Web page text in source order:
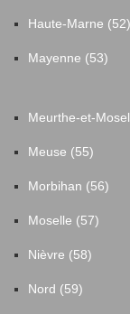
Haute-Marne (52)
Mayenne (53)
Meurthe-et-
Meuse (55)
Morbihan (56)
Moselle (57)
Nièvre (58)
Nord (59)